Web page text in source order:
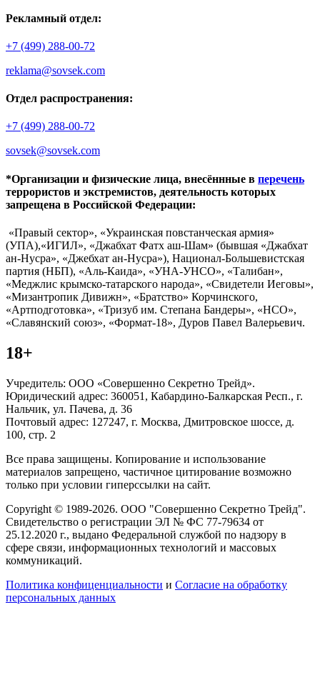
Рекламный отдел:
+7 (499) 288-00-72
reklama@sovsek.com
Отдел распространения:
+7 (499) 288-00-72
sovsek@sovsek.com
*Организации и физические лица, внесённные в перечень
террористов и экстремистов, деятельность которых
запрещена в Российской Федерации:
«Правый сектор», «Украинская повстанческая армия»
(УПА),«ИГИЛ», «Джабхат Фатх аш-Шам» (бывшая «Джабхат
ан-Нусра», «Джебхат ан-Нусра»), Национал-Большевистская
партия (НБП), «Аль-Каида», «УНА-УНСО», «Талибан»,
«Меджлис крымско-татарского народа», «Свидетели Иеговы»,
«Мизантропик Дивижн», «Братство» Корчинского,
«Артподготовка», «Тризуб им. Степана Бандеры», «НСО»,
«Славянский союз», «Формат-18», Дуров Павел Валерьевич.
18+
Учредитель: ООО «Совершенно Секретно Трейд».
Юридический адрес: 360051, Кабардино-Балкарская Респ., г.
Нальчик, ул. Пачева, д. 36
Почтовый адрес: 127247, г. Москва, Дмитровское шоссе, д.
100, стр. 2
Все права защищены. Копирование и использование
материалов запрещено, частичное цитирование возможно
только при условии гиперссылки на сайт.
Copyright © 1989-2026. ООО "Совершенно Секретно Трейд".
Свидетельство о регистрации ЭЛ № ФС 77-79634 от
25.12.2020 г., выдано Федеральной службой по надзору в
сфере связи, информационных технологий и массовых
коммуникаций.
Политика конфиценциальности и Согласие на обработку
персональных данных